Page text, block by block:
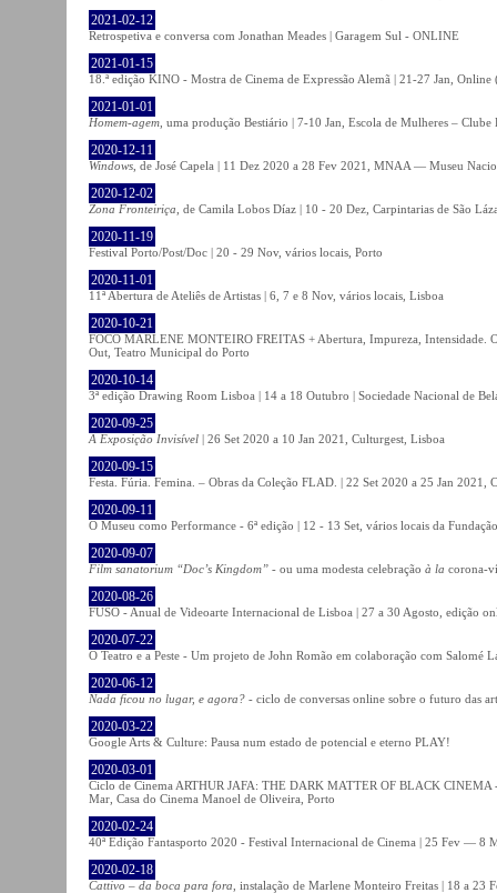
2021-02-12
Retrospetiva e conversa com Jonathan Meades | Garagem Sul - ONLINE
2021-01-15
18.ª edição KINO - Mostra de Cinema de Expressão Alemã | 21-27 Jan,
2021-01-01
Homem-agem , uma produção Bestiário | 7-10 Jan, Escola de Mulheres – Clube
2020-12-11
Windows , de José Capela | 11 Dez 2020 a 28 Fev 2021, MNAA — Museu
2020-12-02
Zona Fronteiriça , de Camila Lobos Díaz | 10 - 20 Dez, Carpintarias de São
2020-11-19
Festival Porto/Post/Doc | 20 - 29 Nov, vários locais, Porto
2020-11-01
11ª Abertura de Ateliês de Artistas | 6, 7 e 8 Nov, vários locais, Lisboa
2020-10-21
FOCO MARLENE MONTEIRO FREITAS + Abertura, Impureza, Intensidade.
Out, Teatro Municipal do Porto
2020-10-14
3ª edição Drawing Room Lisboa | 14 a 18 Outubro | Sociedade Nacional de
2020-09-25
A Exposição Invisível | 26 Set 2020 a 10 Jan 2021, Culturgest, Lisboa
2020-09-15
Festa. Fúria. Femina. – Obras da Coleção FLAD. | 22 Set 2020 a 25 Jan
2020-09-11
O Museu como Performance - 6ª edição | 12 - 13 Set, vários locais da
2020-09-07
Film sanatorium “Doc’s Kingdom” - ou uma modesta celebração à la corona-
2020-08-26
FUSO - Anual de Videoarte Internacional de Lisboa | 27 a 30 Agosto, edição
2020-07-22
O Teatro e a Peste - Um projeto de John Romão em colaboração com Salomé
2020-06-12
Nada ficou no lugar, e agora? - ciclo de conversas online sobre o futuro das
2020-03-22
Google Arts & Culture: Pausa num estado de potencial e eterno PLAY!
2020-03-01
Ciclo de Cinema ARTHUR JAFA: THE DARK MATTER OF BLACK
Mar, Casa do Cinema Manoel de Oliveira, Porto
2020-02-24
40ª Edição Fantasporto 2020 - Festival Internacional de Cinema | 25 Fev — 8
2020-02-18
Cattivo – da boca para fora , instalação de Marlene Monteiro Freitas | 18 a